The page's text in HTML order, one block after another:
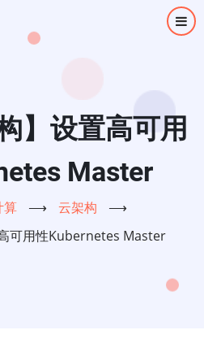
】设置高可用
Master
算 ⟶ 云架构
⟶
可用性Kubernetes Master